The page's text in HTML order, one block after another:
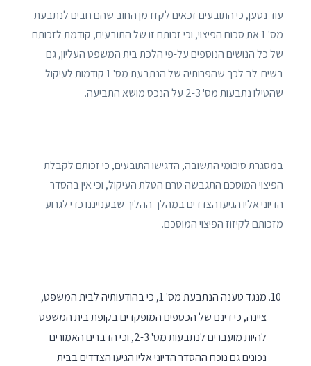
עוד נטען, כי התובעים זכאים לקזז מן החוב שהם חבים לנתבעת
מס' 1 את סכום הפיצוי, וכי זכותם זו של התובעים, קודמת לזכותם
של כל הנושים הנוספים על-פי הלכת בית המשפט העליון, גם
בשים-לב לכך שהפרותיה של הנתבעת מס' 1 קודמות לעיקול
שהטילו נתבעות מס' 2-3 על הנכס מושא התביעה.
במסגרת סיכומי התשובה, הדגישו התובעים, כי זכותם לקבלת
הפיצוי המוסכם התגבשה טרם הטלת העיקול, וכי אין בהסדר
הדיוני אליו הגיעו הצדדים במהלך ההליך שבענייננו כדי לגרוע
מזכותם לקיזוז הפיצוי המוסכם.
מנגד טענה הנתבעת מס' 1, כי בהודעותיה לבית המשפט,
ציינה, כי דינם של הכספים המופקדים בקופת בית המשפט
להיות מועברים לנתבעות מס' 2-3, וכי הדברים האמורים
נכונים גם נוכח ההסדר הדיוני אליו הגיעו הצדדים בבית